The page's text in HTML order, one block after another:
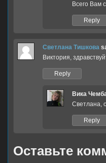
Всего Вам
Reply
Светлана Тишкова
Виктория,
Reply
Вика
Светлана,
Reply
Оставьте